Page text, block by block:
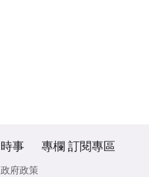
時事
政府政策
專欄 訂閱專區